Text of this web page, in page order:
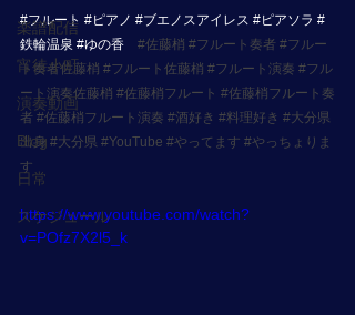
楽譜配信
宵待小町
演奏動画
Blog
日常
スケジュール
#フルート #ピアノ #ブエノスアイレス #ピアソラ #
鉄輪温泉 #ゆの香 #佐藤梢 #フルート奏者 #フルー
ト奏者佐藤梢 #フルート佐藤梢 #フルート演奏 #フル
ート演奏佐藤梢 #佐藤梢フルート #佐藤梢フルート奏
者 #佐藤梢フルート演奏 #酒好き #料理好き #大分県
出身 #大分県 #YouTube #やってます #やっちょりま
す
https://www.youtube.com/watch?
v=POfz7X2l5_k